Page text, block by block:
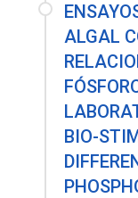
ALGAL
BIO-